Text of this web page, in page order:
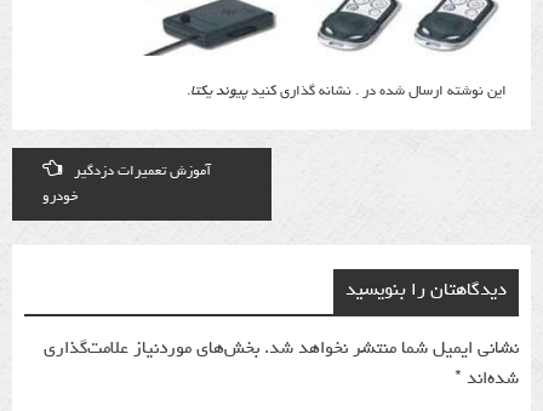
این نوشته ارسال شده در . نشانه گذاری کنیدپیوند یکتا.
آموزش تعمیرات دزدگیر
خودرو
دیدگاهتان را بنویسید
نشانی ایمیل شما منتشر نخواهد شد. بخش‌های موردنیاز علامت‌گذاری
شده‌اند *